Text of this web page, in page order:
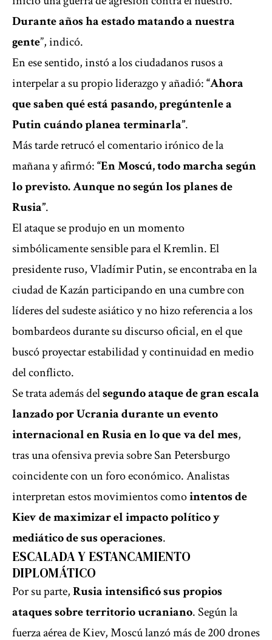
Durante años ha estado matando a nuestra
gente”, indicó.
En ese sentido, instó a los ciudadanos rusos a
interpelar a su propio liderazgo y añadió:“Ahora
que saben qué está pasando, pregúntenle a
Putin cuándo planea terminarla”.
Más tarde retrucó el comentario irónico de la
mañana y afirmó:“En Moscú, todo marcha según
lo previsto. Aunque no según los planes de
Rusia”.
El ataque se produjo en un momento
simbólicamente sensible para el Kremlin. El
presidente ruso, Vladímir Putin, se encontraba en la
ciudad de Kazán participando en una cumbre con
líderes del sudeste asiático y no hizo referencia a los
bombardeos durante su discurso oficial, en el que
buscó proyectar estabilidad y continuidad en medio
del conflicto.
Se trata además delsegundo ataque de gran escala
lanzado por Ucrania durante un evento
internacional en Rusia en lo que va del mes,
tras una ofensiva previa sobre San Petersburgo
coincidente con un foro económico. Analistas
interpretan estos movimientos comointentos de
Kiev de maximizar el impacto político y
mediático de sus operaciones.
ESCALADA Y ESTANCAMIENTO
DIPLOMÁTICO
Por su parte,Rusia intensificó sus propios
ataques sobre territorio ucraniano. Según la
fuerza aérea de Kiev, Moscú lanzó más de 200 drones